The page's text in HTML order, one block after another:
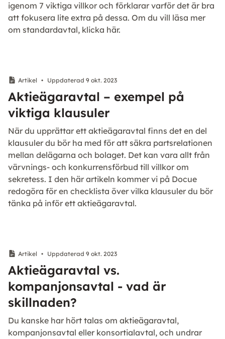
igenom 7 viktiga villkor och förklarar varför det är bra
att fokusera lite extra på dessa. Om du vill läsa mer
om standardavtal, klicka här.
Artikel • Uppdaterad 9 okt. 2023
Aktieägaravtal – exempel på
viktiga klausuler
När du upprättar ett aktieägaravtal finns det en del
klausuler du bör ha med för att säkra partsrelationen
mellan delägarna och bolaget. Det kan vara allt från
värvnings- och konkurrensförbud till villkor om
sekretess. I den här artikeln kommer vi på Docue
redogöra för en checklista över vilka klausuler du bör
tänka på inför ett aktieägaravtal.
Artikel • Uppdaterad 9 okt. 2023
Aktieägaravtal vs.
kompanjonsavtal - vad är
skillnaden?
Du kanske har hört talas om aktieägaravtal,
kompanjonsavtal eller konsortialavtal, och undrar